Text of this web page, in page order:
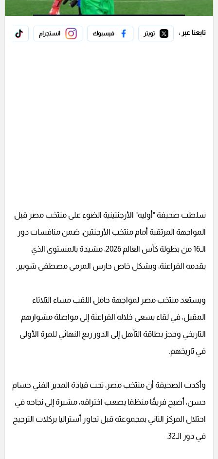
تابعنا عبر : تويتر فيسبوك انستجرام
سلطت صحيفة "أوليه" الأرجنتينية الضوء على منتخب مصر قبل
المواجهة المرتقبة أمام منتخب الأرجنتين، ضمن منافسات دور
الـ16 من بطولة كأس العالم 2026، مشيدة بالمستوى الذي
يقدمه الفراعنة، وبشكل خاص حارس المرمى مصطفى شوبير.
ويستعد منتخب مصر لمواجهة حامل اللقب مساء الثلاثاء
المقبل، في لقاء يسعى خلاله الفراعنة إلى مواصلة مشوارهم
التاريخي وحجز بطاقة التأهل إلى الدور ربع النهائي للمرة الأولى
في تاريخهم.
وأكدت الصحيفة أن منتخب مصر، تحت قيادة المدير الفني حسام
حسن، أصبح فريقًا منظمًا يصعب اختراقه، مشيرة إلى نجاحه في
احتلال المركز الثاني بمجموعته قبل تجاوز أستراليا بركلات الترجيح
في دور الـ32.